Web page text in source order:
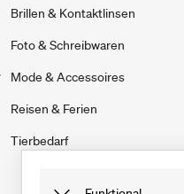
Brillen & Kontaktlinsen
Foto & Schreibwaren
Mode & Accessoires
Reisen & Ferien
Tierbedarf